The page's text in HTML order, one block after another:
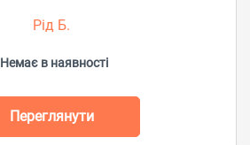
Рід Б.
Немає в наявності
Переглянути